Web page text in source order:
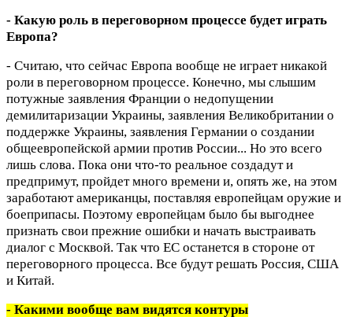
- Какую роль в переговорном процессе будет играть
Европа?
- Считаю, что сейчас Европа вообще не играет никакой
роли в переговорном процессе. Конечно, мы слышим
потужные заявления Франции о недопущении
демилитаризации Украины, заявления Великобритании о
поддержке Украины, заявления Германии о создании
общеевропейской армии против России... Но это всего
лишь слова. Пока они что-то реальное создадут и
предпримут, пройдет много времени и, опять же, на этом
заработают американцы, поставляя европейцам оружие и
боеприпасы. Поэтому европейцам было бы выгоднее
признать свои прежние ошибки и начать выстраивать
диалог с Москвой. Так что ЕС останется в стороне от
переговорного процесса. Все будут решать Россия, США
и Китай.
- Какими вообще вам видятся контуры